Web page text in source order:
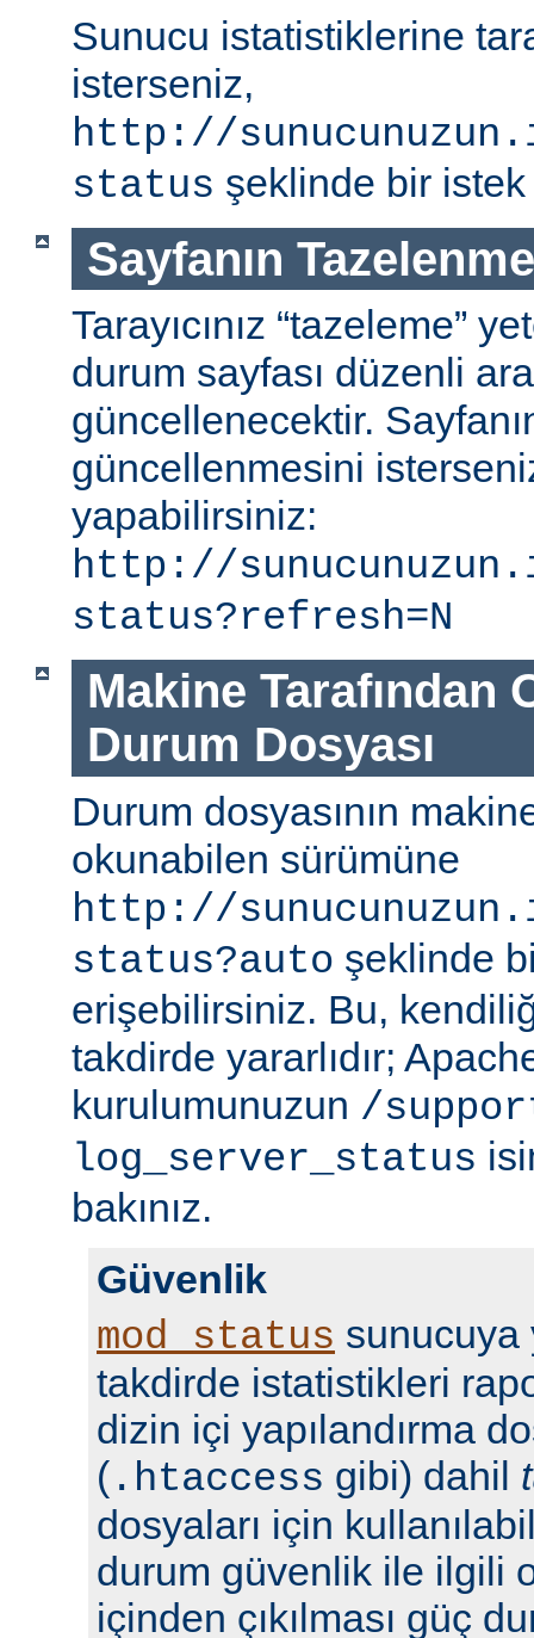
Sunucu istatistiklerine
isterseniz,
http://
status şeklinde bir
Sayfanın
Tarayıcınız “tazeleme”
durum sayfası düzenli
güncellenecektir.
güncellenmesini
yapabilirsiniz:
http://
status?refresh=N
Makine Tarafından
Durum Dosyası
Durum dosyasının
okunabilen sürümüne
http://
status?auto şeklinde
erişebilirsiniz. Bu,
takdirde yararlıdır;
kurulumunuzun /
log_server_status
bakınız.
Güvenlik
mod_status sunucuya
takdirde istatistikleri
dizin içi yapılandırma
( .htaccess gibi) dahil
dosyaları için
durum güvenlik ile ilgili
içinden çıkılması güç